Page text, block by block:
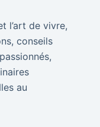
l’art de vivre,
conseils
au